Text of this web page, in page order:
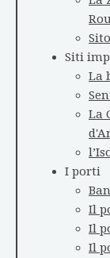
Siti
La
La
I porti
Il
Il
Il